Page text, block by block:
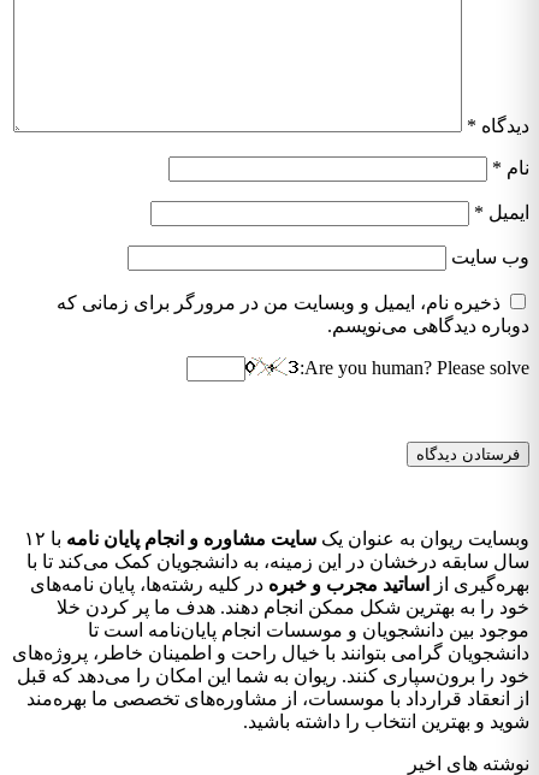
دیدگاه *
نام *
ایمیل *
وب‌ سایت
ذخیره نام، ایمیل و وبسایت من در مرورگر برای زمانی که
دوباره دیدگاهی می‌نویسم.
Are you human? Please solve:
وبسایت ریوان به عنوان یک سایت مشاوره و انجام پایان نامه
با ۱۲
سال سابقه درخشان در این زمینه، به دانشجویان کمک می‌کند تا با
بهره‌گیری از
اساتید مجرب و خبره در کلیه رشته‌ها، پایان نامه‌های
خود را به بهترین شکل ممکن انجام دهند. هدف ما پر کردن خلا
موجود بین دانشجویان و موسسات انجام پایان‌نامه است تا
دانشجویان گرامی بتوانند با خیال راحت و اطمینان خاطر، پروژه‌های
خود را برون‌سپاری کنند. ریوان به شما این امکان را می‌دهد که قبل
از انعقاد قرارداد با موسسات، از مشاوره‌های تخصصی ما بهره‌مند
شوید و بهترین انتخاب را داشته باشید.
نوشته های اخیر